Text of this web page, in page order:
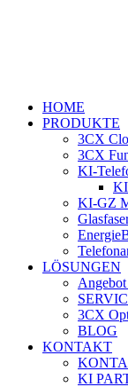
HOME
PRODUKTE
3CX
3CX
KI-
KI-GZ
LÖSUNGEN
3CX
BLOG
KONTAKT
KI